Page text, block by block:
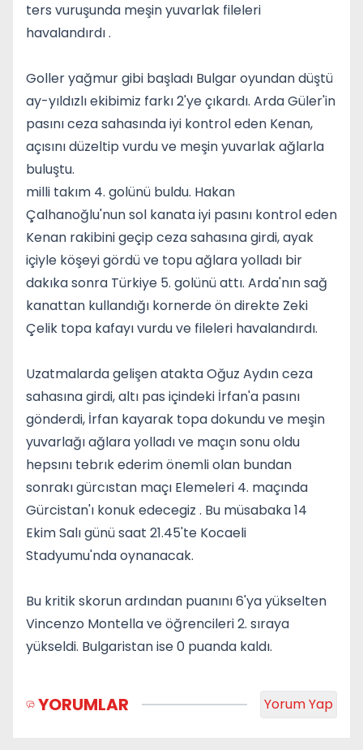
ters vuruşunda meşin yuvarlak fileleri
havalandırdı .
Goller yağmur gibi başladı Bulgar oyundan düştü
ay-yıldızlı ekibimiz farkı 2'ye çıkardı. Arda Güler'in
pasını ceza sahasında iyi kontrol eden Kenan,
açısını düzeltip vurdu ve meşin yuvarlak ağlarla
buluştu.
milli takım 4. golünü buldu. Hakan
Çalhanoğlu'nun sol kanata iyi pasını kontrol eden
Kenan rakibini geçip ceza sahasına girdi, ayak
içiyle köşeyi gördü ve topu ağlara yolladı bir
dakıka sonra Türkiye 5. golünü attı. Arda'nın sağ
kanattan kullandığı kornerde ön direkte Zeki
Çelik topa kafayı vurdu ve fileleri havalandırdı.
Uzatmalarda gelişen atakta Oğuz Aydın ceza
sahasına girdi, altı pas içindeki İrfan'a pasını
gönderdi, İrfan kayarak topa dokundu ve meşin
yuvarlağı ağlara yolladı ve maçın sonu oldu
hepsını tebrık ederim önemli olan bundan
sonrakı gürcıstan maçı Elemeleri 4. maçında
Gürcistan'ı konuk edecegiz . Bu müsabaka 14
Ekim Salı günü saat 21.45'te Kocaeli
Stadyumu'nda oynanacak.
Bu kritik skorun ardından puanını 6'ya yükselten
Vincenzo Montella ve öğrencileri 2. sıraya
yükseldi. Bulgaristan ise 0 puanda kaldı.
YORUMLAR Yorum Yap